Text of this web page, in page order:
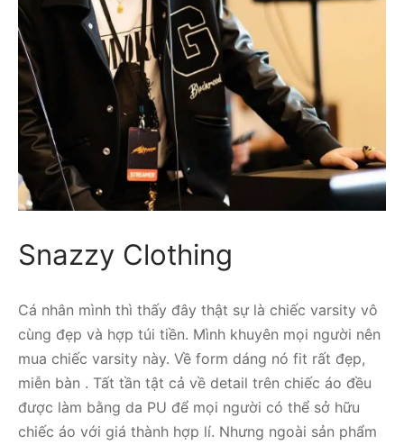
Snazzy Clothing
Cá nhân mình thì thấy đây thật sự là chiếc varsity vô
cùng đẹp và hợp túi tiền. Mình khuyên mọi người nên
mua chiếc varsity này. Về form dáng nó fit rất đẹp,
miễn bàn . Tất tần tật cả về detail trên chiếc áo đều
được làm bằng da PU để mọi người có thể sở hữu
chiếc áo với giá thành hợp lí. Nhưng ngoài sản phẩm